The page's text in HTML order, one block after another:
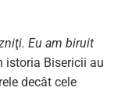
Eu am biruit
istoria Bisericii au
decât cele